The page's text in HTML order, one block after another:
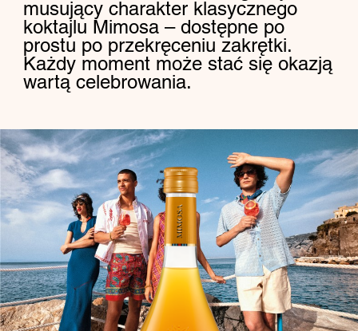
musujący charakter klasycznego
koktajlu Mimosa – dostępne po
prostu po przekręceniu zakrętki.
Każdy moment może stać się okazją
wartą celebrowania.